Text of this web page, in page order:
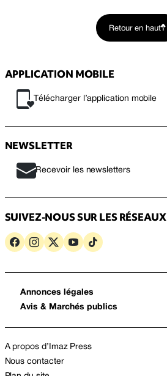
Retour en haut
APPLICATION MOBILE
Télécharger l’application mobile
NEWSLETTER
Recevoir les newsletters
SUIVEZ-NOUS SUR LES RÉSEAUX
Annonces légales
Avis & Marchés publics
A propos d’Imaz Press
Nous contacter